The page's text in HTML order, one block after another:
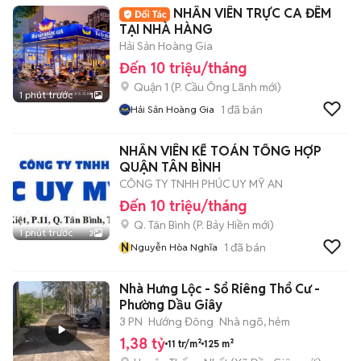
1 phút trước 1
NHÂN VIÊN TRỰC CA ĐÊM
TẠI NHÀ HÀNG
Hải Sản Hoàng Gia
Đến 10 triệu/tháng
Quận 1 (P. Cầu Ông Lãnh mới)
Hải Sản Hoàng Gia 1 đã bán
1 phút trước 3
NHÂN VIÊN KẾ TOÁN TỔNG HỢP
QUẬN TÂN BÌNH
CÔNG TY TNHH PHÚC UY MỸ AN
Đến 10 triệu/tháng
Q. Tân Bình (P. Bảy Hiền mới)
NNguyễn Hòa Nghĩa 1 đã bán
Nhà Hưng Lộc - Sổ Riêng Thổ Cư -
Phường Dầu Giây
3 PN Hướng Đông Nhà ngõ, hẻm
1,38 tỷ 11 tr/m² 125 m²